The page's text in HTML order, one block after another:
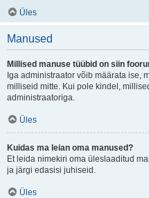
Üles
Manused
Millised manuse tüübid on siin
Iga administraator võib määrata ise,
milliseid mitte. Kui pole kindel,
administraatoriga.
Üles
Kuidas ma leian oma manused?
Et leida nimekiri oma üleslaaditud
ja järgi edasisi juhiseid.
Üles